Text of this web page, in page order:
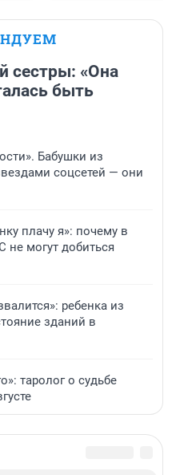
сестры: «Она
быть
Бабушки из
соцсетей — они
плачу я»: почему в
могут добиться
ребенка из
зданий в
таролог о судьбе